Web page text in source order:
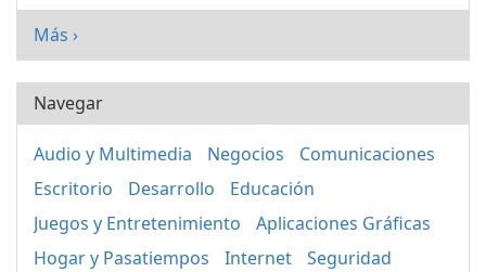
Más ›
Navegar
Audio y Multimedia Negocios
Comunicaciones
Escritorio
Desarrollo
Educación
Juegos y Entretenimiento
Aplicaciones Gráficas
Hogar y Pasatiempos
Internet
Seguridad